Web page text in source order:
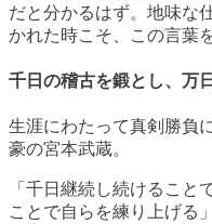
だと分かるはず。地味な
かれた時こそ、この言葉
千日の稽古を鍛とし、万
生涯にわたって真剣勝負
豪の宮本武蔵。
「千日継続し続けること
ことで自らを練り上げる